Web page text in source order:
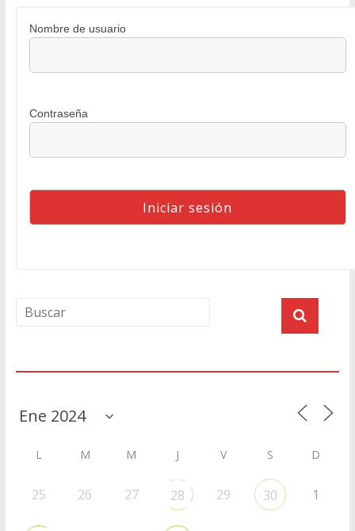
Nombre de usuario
Contraseña
L M M J V S D
25 26 27 28 29 30 1